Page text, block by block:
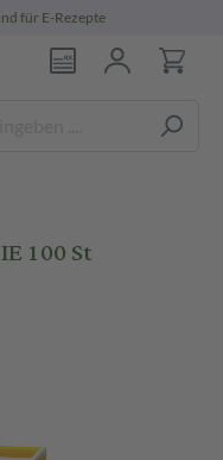
für E-Rezepte
100 St